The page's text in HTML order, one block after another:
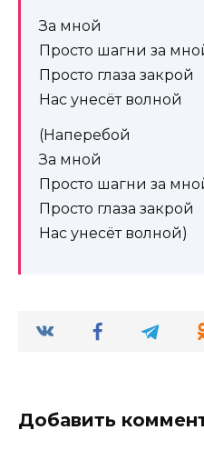
За мной
Просто шагни за
Просто глаза закрой
Нас унесёт волной
(Наперебой
За мной
Просто шагни за
Просто глаза закрой
Нас унесёт волной)
Добавить